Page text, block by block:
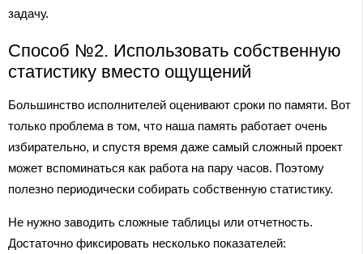
задачу.
Способ №2. Использовать собственную
статистику вместо ощущений
Большинство исполнителей оценивают сроки по памяти. Вот
только проблема в том, что наша память работает очень
избирательно, и спустя время даже самый сложный проект
может вспоминаться как работа на пару часов. Поэтому
полезно периодически собирать собственную статистику.
Не нужно заводить сложные таблицы или отчетность.
Достаточно фиксировать несколько показателей: